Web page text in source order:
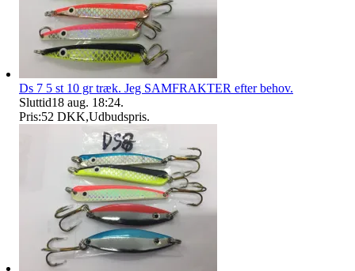
Ds 7 5 st 10 gr træk. Jeg SAMFRAKTER efter behov.
Sluttid18 aug. 18:24.
Pris:52 DKK,Udbudspris.